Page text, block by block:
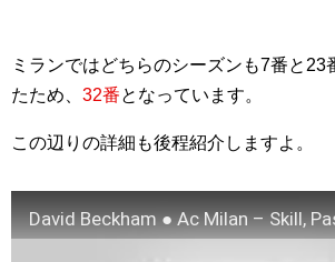
ミランではどちらのシーズンも7番と23
たため、 32番となっています。
この辺りの詳細も後程紹介しますよ。